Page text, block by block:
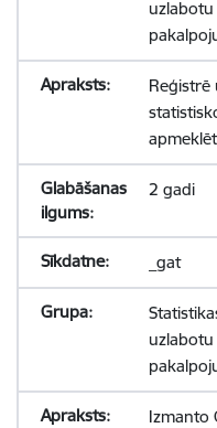
Reģistrē
2 gadi
_gat
Izmanto